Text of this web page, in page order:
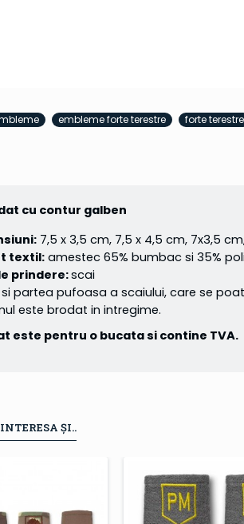
embleme forte terestre forte terestre
cu contur galben
7,5 x 3,5 cm, 7,5 x 4,5 cm, 7x3,5
textil: amestec 65% bumbac si 35%
prindere:scai
si partea pufoasa a scaiului, care se
este brodat in intregime.
este pentru o bucata si contine TVA.
ȘI..